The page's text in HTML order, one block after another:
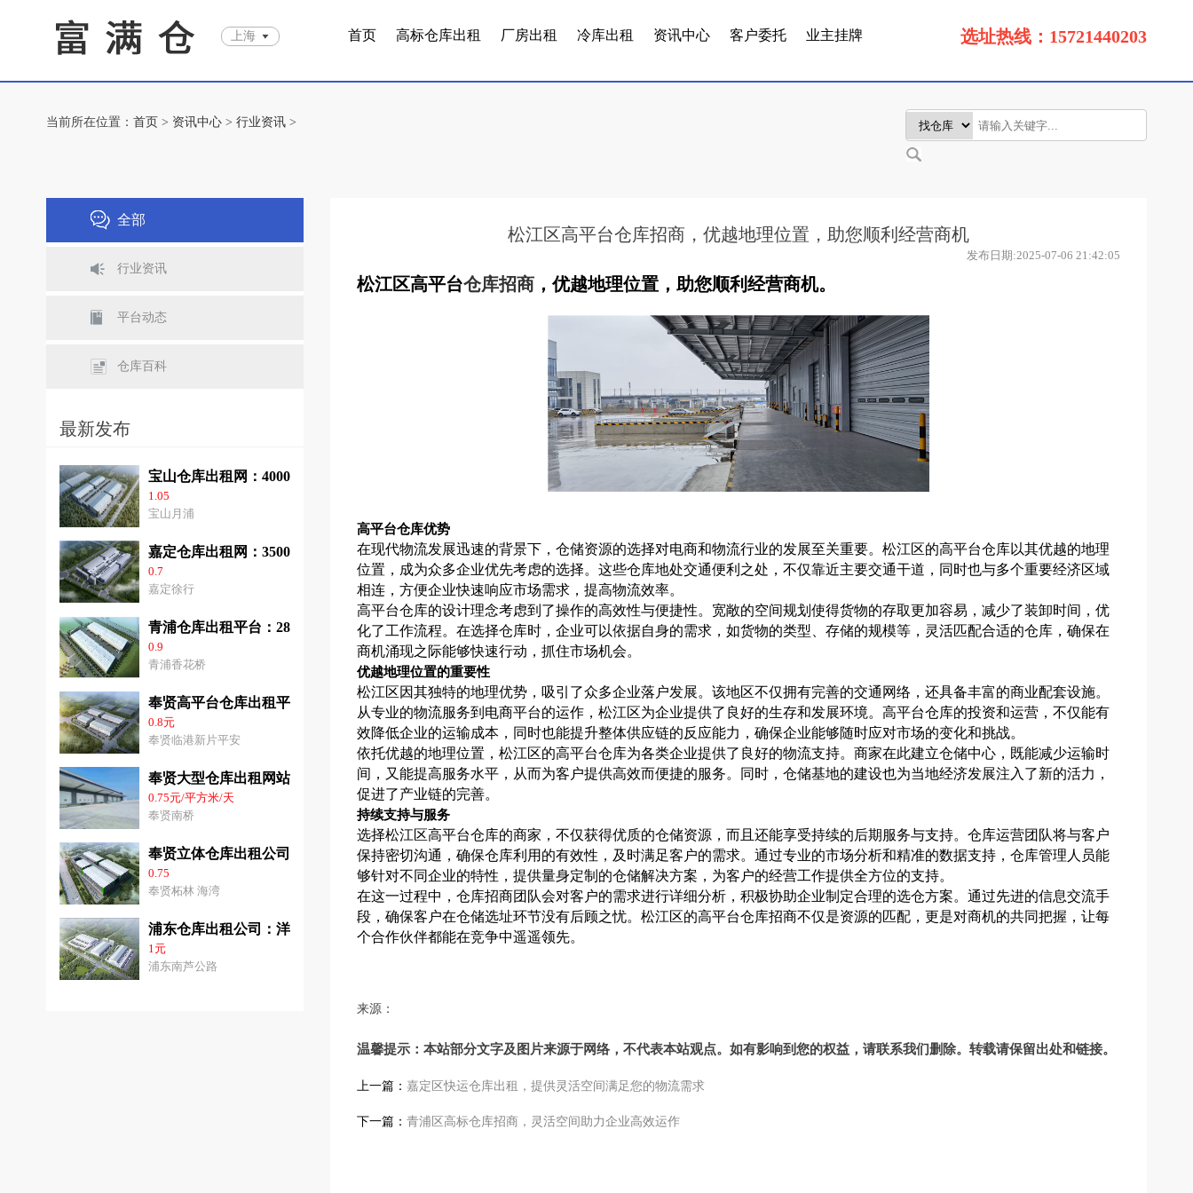
上海 首页 高标仓库出租 厂房出租 冷库出租 资讯中心 客户委托 业主挂牌 选址热线：15721440203
当前所在位置： 首页 > 资讯中心 > 行业资讯 >
全部
行业资讯
平台动态
仓库百科
最新发布
宝山仓库出租网：40000平方米高平台仓库出租高10米适合物流电商仓储配送
1.05
宝山月浦
嘉定仓库出租网：35000平方米高标仓库出租原业主无公摊
0.7
嘉定徐行
青浦仓库出租平台：28000平方米高平台仓库出租可搭建货架
0.9
青浦香花桥
奉贤高平台仓库出租平台：2千平方米-6.3万平方米原业主丙二类无公摊
0.8元
奉贤临港新片平安
奉贤大型仓库出租网站：3千-2.8平方米高10.5米可搭建货架无公摊无税收
0.75元/平方米/天
奉贤南桥
奉贤立体仓库出租公司：3千平-3.6万平方价格实惠原业主利用率高
0.75
奉贤柘林 海湾
浦东仓库出租公司：洋山港31000平方米高10米原业主适合物流仓储
1元
浦东南芦公路
松江区高平台仓库招商，优越地理位置，助您顺利经营商机
发布日期:2025-07-06 21:42:05
松江区高平台仓库招商 ，优越地理位置，助您顺利经营商机。
高平台仓库优势
在现代物流发展迅速的背景下，仓储资源的选择对电商和物流行业的发展至关重要。松江区的高平台仓库以其优越的地理
位置，成为众多企业优先考虑的选择。这些仓库地处交通便利之处，不仅靠近主要交通干道，同时也与多个重要经济区域
相连，方便企业快速响应市场需求，提高物流效率。
高平台仓库的设计理念考虑到了操作的高效性与便捷性。宽敞的空间规划使得货物的存取更加容易，减少了装卸时间，优
化了工作流程。在选择仓库时，企业可以依据自身的需求，如货物的类型、存储的规模等，灵活匹配合适的仓库，确保在
商机涌现之际能够快速行动，抓住市场机会。
优越地理位置的重要性
松江区因其独特的地理优势，吸引了众多企业落户发展。该地区不仅拥有完善的交通网络，还具备丰富的商业配套设施。
从专业的物流服务到电商平台的运作，松江区为企业提供了良好的生存和发展环境。高平台仓库的投资和运营，不仅能有
效降低企业的运输成本，同时也能提升整体供应链的反应能力，确保企业能够随时应对市场的变化和挑战。
依托优越的地理位置，松江区的高平台仓库为各类企业提供了良好的物流支持。商家在此建立仓储中心，既能减少运输时
间，又能提高服务水平，从而为客户提供高效而便捷的服务。同时，仓储基地的建设也为当地经济发展注入了新的活力，
促进了产业链的完善。
持续支持与服务
选择松江区高平台仓库的商家，不仅获得优质的仓储资源，而且还能享受持续的后期服务与支持。仓库运营团队将与客户
保持密切沟通，确保仓库利用的有效性，及时满足客户的需求。通过专业的市场分析和精准的数据支持，仓库管理人员能
够针对不同企业的特性，提供量身定制的仓储解决方案，为客户的经营工作提供全方位的支持。
在这一过程中，仓库招商团队会对客户的需求进行详细分析，积极协助企业制定合理的选仓方案。通过先进的信息交流手
段，确保客户在仓储选址环节没有后顾之忧。松江区的高平台仓库招商不仅是资源的匹配，更是对商机的共同把握，让每
个合作伙伴都能在竞争中遥遥领先。
来源：
温馨提示：本站部分文字及图片来源于网络，不代表本站观点。如有影响到您的权益，请联系我们删除。转载请保留出处和链接。
上一篇： 嘉定区快运仓库出租，提供灵活空间满足您的物流需求
下一篇： 青浦区高标仓库招商，灵活空间助力企业高效运作